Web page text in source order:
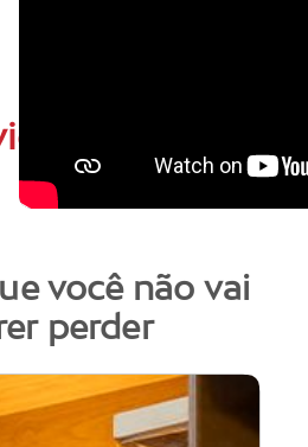
você não vai
perder